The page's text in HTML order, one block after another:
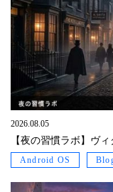
2026.08.05
【夜の習慣ラボ】ヴ
Android OS